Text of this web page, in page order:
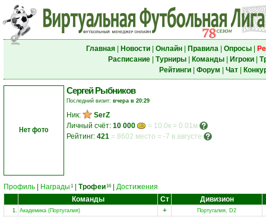
Главная| Новости| Онлайн| Правила| Опросы|
Расписание| Турниры| Команды| Игроки|
Рейтинги| Форум Чат|
Нет фото
Сергей Рыбников
Последний визит: вчера в 20:29
Ник:
SerZ
Личный счёт: 10 000
= 10.0к = 0.01м
Рейтинг: 421 = 8602 место = -7 в августе
Профиль Награды 1 Трофеи16
Достижения
Команды
Ст Дивизион
1. Академика (Португалия) +
Португалия, D2